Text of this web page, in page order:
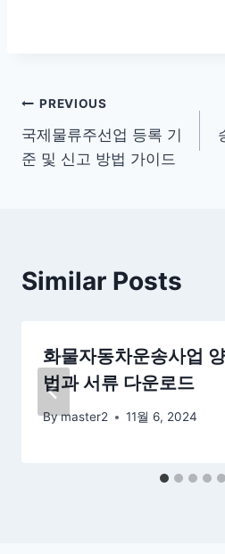
글
탐
PREVIOUS
국제물류주선업 등록 기
준 및 신고 방법 가이드
Similar Posts
화물자동차운송사업
법과 서류 다운로드
Bymaster2 11월 6, 2024